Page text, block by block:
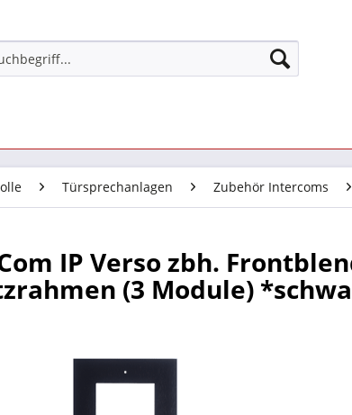
Türsprechanlagen Zubehör Intercoms
IP Verso zbh.
(3 Module)